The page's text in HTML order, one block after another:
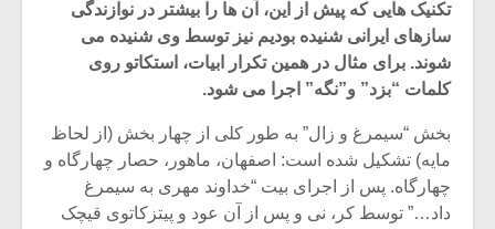
تکنیک هایی که پیش از این، آن ها را بیشتر در نوازندگی
سازهای ایرانی شنیده بودیم نیز توسط وی شنیده می
شوند. برای مثال در همین تکرار ابیات، استکاتو روی
کلمات “بزد” و”نگه” اجرا می شود.
بخش “سیمرغ و زال” به طور کلی از چهار بخش (از لحاظ
مایه) تشکیل شده است: اصفهان، ماهور، حصار چهارگاه و
چهارگاه. پس از اجرای بیت “خداوند مهری به سیمرغ
داد…” توسط کر، نی و پس از آن عود و پیتزکاتوی قیچک